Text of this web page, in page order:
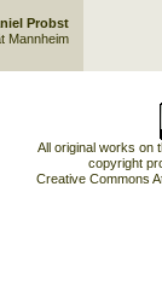
Probst
Mannheim
All original works on
copyright
Creative Commons